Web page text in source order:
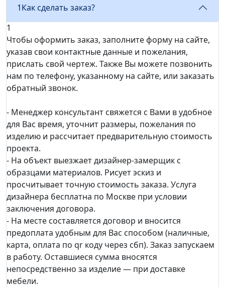
1Как сделать заказ?
1
Чтобы оформить заказ, заполните форму на сайте,
указав свои контактные данные и пожелания,
прислать свой чертеж. Также Вы можете позвонить
нам по телефону, указанному на сайте, или заказать
обратный звонок.
- Менеджер консультант свяжется с Вами в удобное
для Вас время, уточнит размеры, пожелания по
изделию и рассчитает предварительную стоимость
проекта.
- На объект выезжает дизайнер-замерщик с
образцами материалов. Рисует эскиз и
просчитывает точную стоимость заказа. Услуга
дизайнера бесплатна по Москве при условии
заключения договора.
- На месте составляется договор и вносится
предоплата удобным для Вас способом (наличные,
карта, оплата по qr коду через сбп). Заказ запускаем
в работу. Оставшиеся сумма вносятся
непосредственно за изделие — при доставке
мебели.